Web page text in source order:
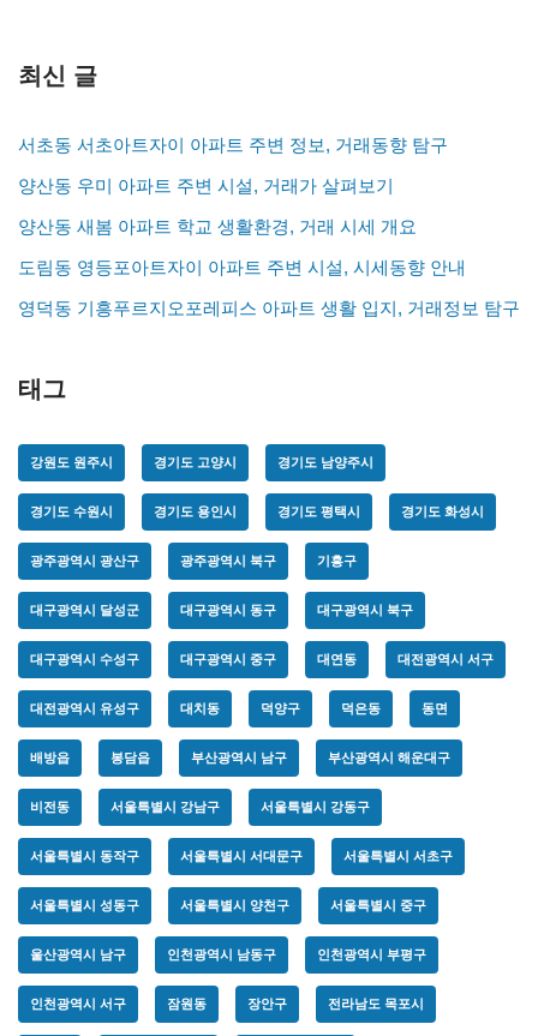
최신 글
서초동 서초아트자이 아파트 주변 정보, 거래동향 탐구
양산동 우미 아파트 주변 시설, 거래가 살펴보기
양산동 새봄 아파트 학교 생활환경, 거래 시세 개요
도림동 영등포아트자이 아파트 주변 시설, 시세동향 안내
영덕동 기흥푸르지오포레피스 아파트 생활 입지, 거래정보 탐구
태그
강원도 원주시 경기도 고양시 경기도 남양주시
경기도 수원시 경기도 용인시 경기도 평택시 경기도 화성시
광주광역시 광산구 광주광역시 북구 기흥구
대구광역시 달성군 대구광역시 동구 대구광역시 북구
대구광역시 수성구 대구광역시 중구 대연동 대전광역시 서구
대전광역시 유성구 대치동 덕양구 덕은동 동면
배방읍 봉담읍 부산광역시 남구 부산광역시 해운대구
비전동 서울특별시 강남구 서울특별시 강동구
서울특별시 동작구 서울특별시 서대문구 서울특별시 서초구
서울특별시 성동구 서울특별시 양천구 서울특별시 중구
울산광역시 남구 인천광역시 남동구 인천광역시 부평구
인천광역시 서구 잠원동 장안구 전라남도 목포시